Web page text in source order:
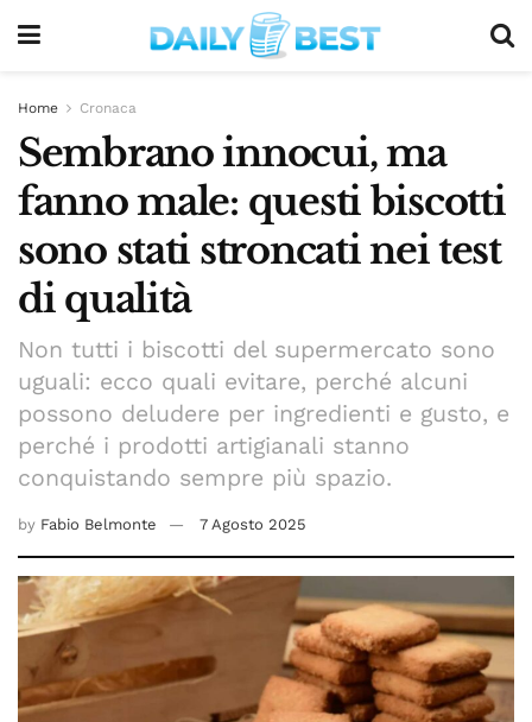
Home Cronaca
Sembrano innocui, ma
fanno male: questi biscotti
sono stati stroncati nei test
di qualità
Non tutti i biscotti del supermercato sono
uguali: ecco quali evitare, perché alcuni
possono deludere per ingredienti e gusto, e
perché i prodotti artigianali stanno
conquistando sempre più spazio.
by Fabio Belmonte 7 Agosto 2025